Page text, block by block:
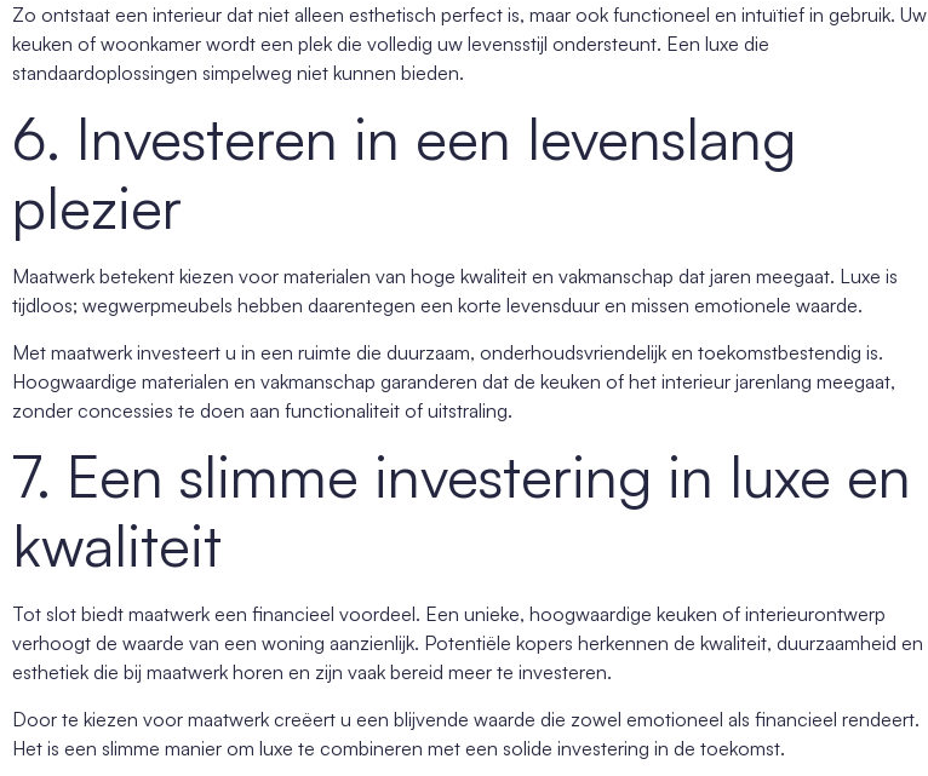
Zo ontstaat een interieur dat niet alleen esthetisch perfect is, maar ook functioneel en intuïtief in gebruik. Uw
keuken of woonkamer wordt een plek die volledig uw levensstijl ondersteunt. Een luxe die
standaardoplossingen simpelweg niet kunnen bieden.
6. Investeren in een levenslang
plezier
Maatwerk betekent kiezen voor materialen van hoge kwaliteit en vakmanschap dat jaren meegaat. Luxe is
tijdloos; wegwerpmeubels hebben daarentegen een korte levensduur en missen emotionele waarde.
Met maatwerk investeert u in een ruimte die duurzaam, onderhoudsvriendelijk en toekomstbestendig is.
Hoogwaardige materialen en vakmanschap garanderen dat de keuken of het interieur jarenlang meegaat,
zonder concessies te doen aan functionaliteit of uitstraling.
7. Een slimme investering in luxe en
kwaliteit
Tot slot biedt maatwerk een financieel voordeel. Een unieke, hoogwaardige keuken of interieurontwerp
verhoogt de waarde van een woning aanzienlijk. Potentiële kopers herkennen de kwaliteit, duurzaamheid en
esthetiek die bij maatwerk horen en zijn vaak bereid meer te investeren.
Door te kiezen voor maatwerk creëert u een blijvende waarde die zowel emotioneel als financieel rendeert.
Het is een slimme manier om luxe te combineren met een solide investering in de toekomst.